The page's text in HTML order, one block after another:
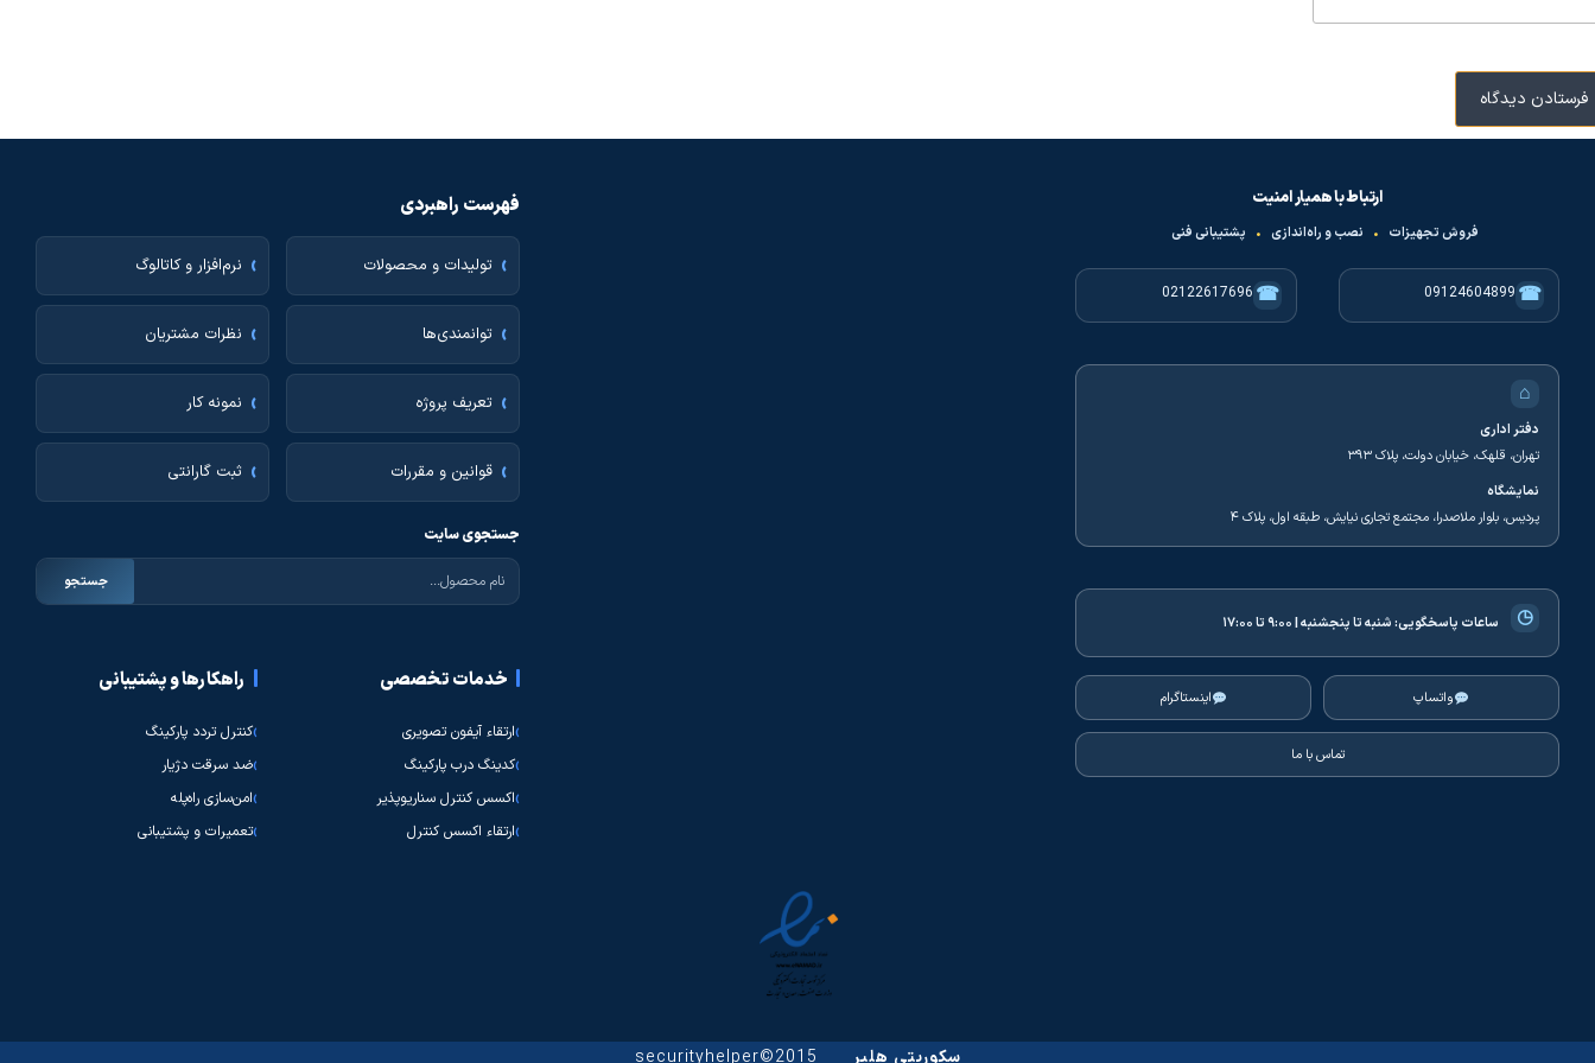
ارتباط با همیار امنیت
فروش تجهیزات • نصب و راه‌اندازی • پشتیبانی فنی
☎
09124604899
☎
02122617696
⌂
دفتر اداری
تهران، قلهک، خیابان دولت، پلاک ۳۹۳
نمایشگاه
پردیس، بلوار ملاصدرا، مجتمع تجاری نیایش، طبقه اول، پلاک ۴
◷ ساعات پاسخگویی:شنبه تا پنجشنبه | ۹:۰۰ تا ۱۷:۰۰
واتساپ اینستاگرام
تماس با ما
فهرست راهبردی
تولیدات و محصولات نرم‌افزار و کاتالوگ
توانمندی‌ها نظرات مشتریان
تعریف پروژه نمونه کار
قوانین و مقررات ثبت گارانتی
جستجوی سایت
جستجو
خدمات تخصصی
ارتقاء آیفون تصویری
کدینگ درب پارکینگ
اکسس کنترل سناریوپذیر
ارتقاء اکسس کنترل
راهکارها و پشتیبانی
کنترل تردد پارکینگ
ضد سرقت دژیار
امن‌سازی راه‌پله
تعمیرات و پشتیبانی